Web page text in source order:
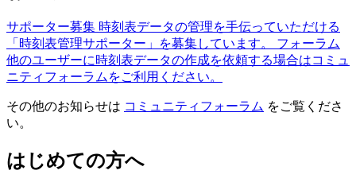
サポーター募集 時刻表データの管理を手伝っていただける
「時刻表管理サポーター」を募集しています。
フォーラム
他のユーザーに時刻表データの作成を依頼する場合はコミュ
ニティフォーラムをご利用ください。
その他のお知らせは コミュニティフォーラム をご覧くださ
い。
はじめての方へ